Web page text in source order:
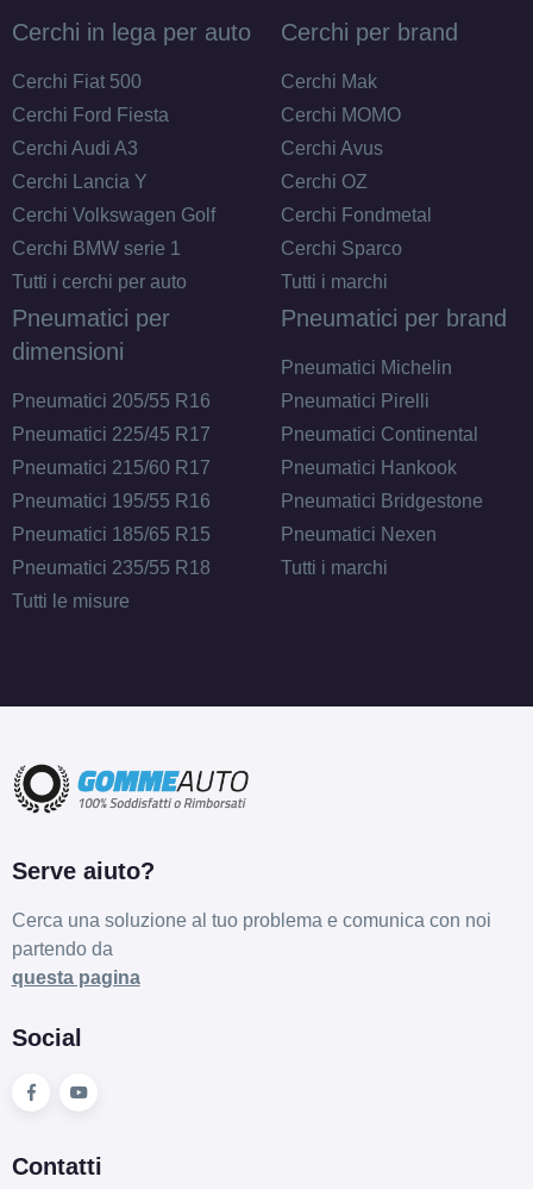
Cerchi in lega per auto
Cerchi Fiat 500
Cerchi Ford Fiesta
Cerchi Audi A3
Cerchi Lancia Y
Cerchi Volkswagen Golf
Cerchi BMW serie 1
Tutti i cerchi per auto
Cerchi per brand
Cerchi Mak
Cerchi MOMO
Cerchi Avus
Cerchi OZ
Cerchi Fondmetal
Cerchi Sparco
Tutti i marchi
Pneumatici per
dimensioni
Pneumatici 205/55 R16
Pneumatici 225/45 R17
Pneumatici 215/60 R17
Pneumatici 195/55 R16
Pneumatici 185/65 R15
Pneumatici 235/55 R18
Tutti le misure
Pneumatici per brand
Pneumatici Michelin
Pneumatici Pirelli
Pneumatici Continental
Pneumatici Hankook
Pneumatici Bridgestone
Pneumatici Nexen
Tutti i marchi
Serve aiuto?
Cerca una soluzione al tuo problema e comunica con noi
partendo da
questa pagina
Social
Contatti